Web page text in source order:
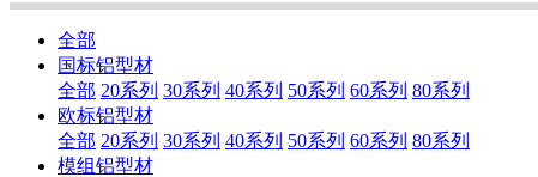
全部
国标铝型材
全部 20系列 30系列 40系列 50系列 60系列 80系列
欧标铝型材
全部 20系列 30系列 40系列 50系列 60系列 80系列
模组铝型材